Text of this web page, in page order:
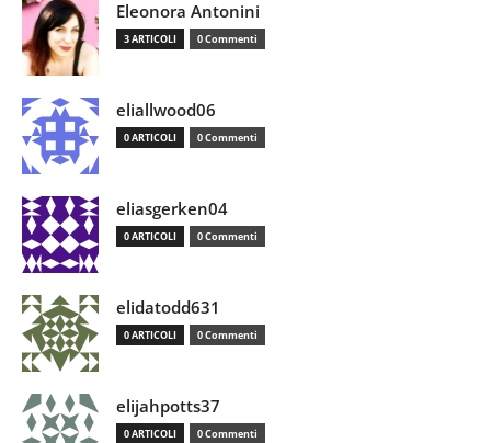
Eleonora Antonini
3 ARTICOLI 0 Commenti
eliallwood06
0 ARTICOLI 0 Commenti
eliasgerken04
0 ARTICOLI 0 Commenti
elidatodd631
0 ARTICOLI 0 Commenti
elijahpotts37
0 ARTICOLI 0 Commenti